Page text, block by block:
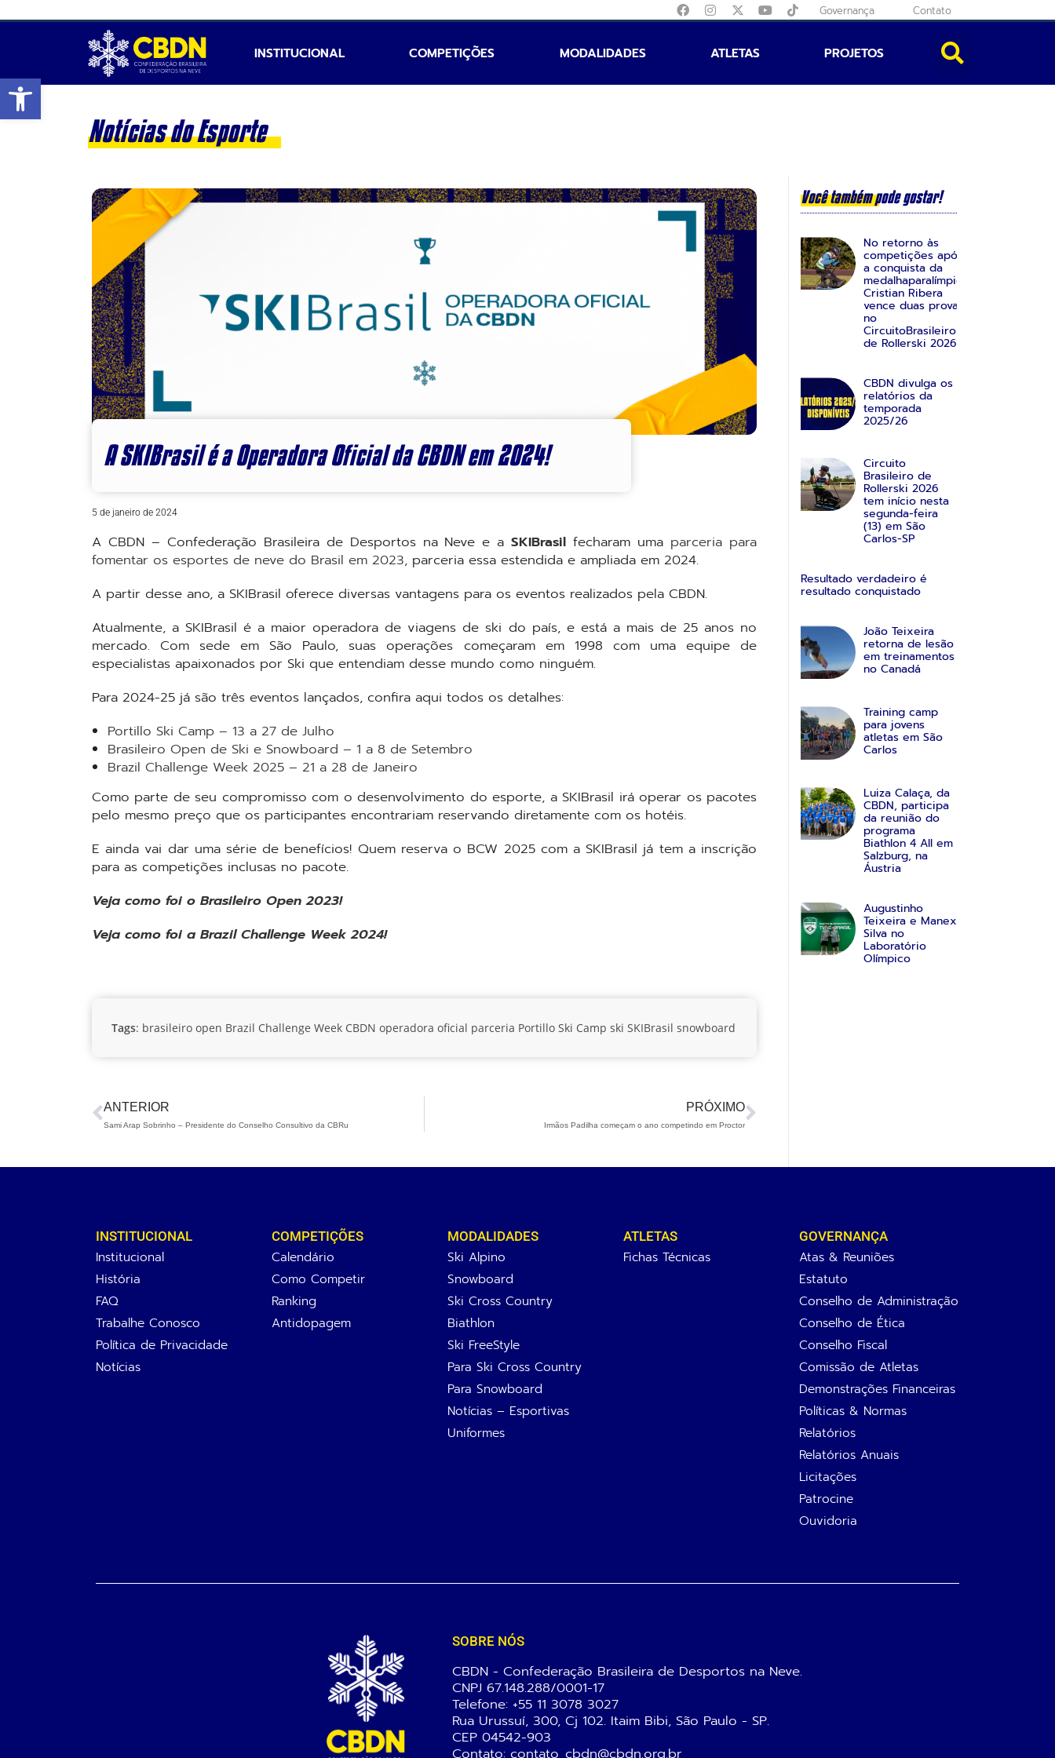
Abrir a barra de ferramentas
Governança Contato
INSTITUCIONAL COMPETIÇÕES MODALIDADES ATLETAS PROJETOS
Notícias do Esporte
A SKIBrasil é a Operadora Oficial da CBDN em 2024!
5 de janeiro de 2024
A CBDN – Confederação Brasileira de Desportos na Neve e aSKIBrasil fecharam uma parceria para
fomentar os esportes de neve do Brasil em 2023, parceria essa estendida e ampliada em 2024.
A partir desse ano, a SKIBrasil oferece diversas vantagens para os eventos realizados pela CBDN.
Atualmente, a SKIBrasil é a maior operadora de viagens de ski do país, e está a mais de 25 anos no
mercado. Com sede em São Paulo, suas operações começaram em 1998 com uma equipe de
especialistas apaixonados por Ski que entendiam desse mundo como ninguém.
Para 2024-25 já são três eventos lançados, confira aqui todos os detalhes:
Portillo Ski Camp – 13 a 27 de Julho
Brasileiro Open de Ski e Snowboard – 1 a 8 de Setembro
Brazil Challenge Week 2025 – 21 a 28 de Janeiro
Como parte de seu compromisso com o desenvolvimento do esporte, a SKIBrasil irá operar os pacotes
pelo mesmo preço que os participantes encontrariam reservando diretamente com os hotéis.
E ainda vai dar uma série de benefícios! Quem reserva o BCW 2025 com a SKIBrasil já tem a inscrição
para as competições inclusas no pacote.
Veja como foi o Brasileiro Open 2023!
Veja como foi a Brazil Challenge Week 2024!
Tags: brasileiro open Brazil Challenge Week CBDN operadora oficial parceria Portillo Ski Camp ski SKIBrasil snowboard
ANTERIOR
Sami Arap Sobrinho – Presidente do Conselho Consultivo da CBRu
PRÓXIMO
Irmãos Padilha começam o ano competindo em Proctor
Você também pode gostar!
No retorno às
competições após
a conquista da
medalhaparalímpica,
Cristian Ribera
vence duas provas
no
CircuitoBrasileiro
de Rollerski 2026
CBDN divulga os
relatórios da
temporada
2025/26
Circuito
Brasileiro de
Rollerski 2026
tem início nesta
segunda-feira
(13) em São
Carlos-SP
Resultado verdadeiro é
resultado conquistado
João Teixeira
retorna de lesão
em treinamentos
no Canadá
Training camp
para jovens
atletas em São
Carlos
Luiza Calaça, da
CBDN, participa
da reunião do
programa
Biathlon 4 All em
Salzburg, na
Áustria
Augustinho
Teixeira e Manex
Silva no
Laboratório
Olímpico
INSTITUCIONAL
Institucional
História
FAQ
Trabalhe Conosco
Política de Privacidade
Notícias
COMPETIÇÕES
Calendário
Como Competir
Ranking
Antidopagem
MODALIDADES
Ski Alpino
Snowboard
Ski Cross Country
Biathlon
Ski FreeStyle
Para Ski Cross Country
Para Snowboard
Notícias – Esportivas
Uniformes
ATLETAS
Fichas Técnicas
GOVERNANÇA
Atas & Reuniões
Estatuto
Conselho de Administração
Conselho de Ética
Conselho Fiscal
Comissão de Atletas
Demonstrações Financeiras
Políticas & Normas
Relatórios
Relatórios Anuais
Licitações
Patrocine
Ouvidoria
SOBRE NÓS
CBDN - Confederação Brasileira de Desportos na Neve.
CNPJ 67.148.288/0001-17
Telefone: +55 11 3078 3027
Rua Urussuí, 300, Cj 102. Itaim Bibi, São Paulo - SP.
CEP 04542-903
Contato: contato_cbdn@cbdn.org.br